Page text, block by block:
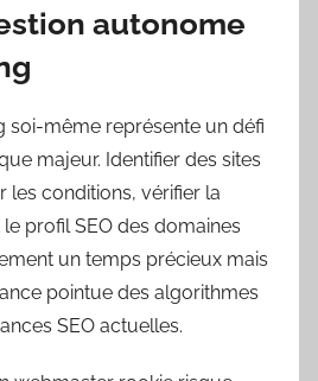
autonome
soi-même représente un défi
majeur. Identifier des sites
les conditions, vérifier la
profil SEO des domaines
un temps précieux mais
pointue des algorithmes
SEO actuelles.